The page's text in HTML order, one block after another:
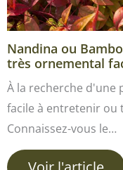
Nandina ou
très ornemental
À la recherche d'une
facile à entretenir ou
Connaissez-vous le…